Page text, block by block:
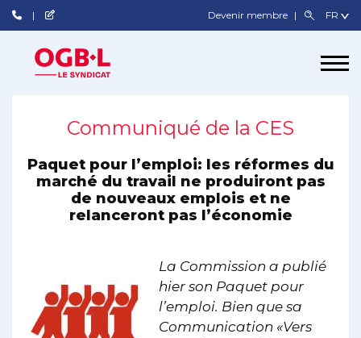
Devenir membre
Communiqué de la CES
Paquet pour l’emploi: les réformes du
marché du travail ne produiront pas
de nouveaux emplois et ne
relanceront pas l’économie
La Commission a publié
hier son Paquet pour
l’emploi. Bien que sa
Communication «Vers